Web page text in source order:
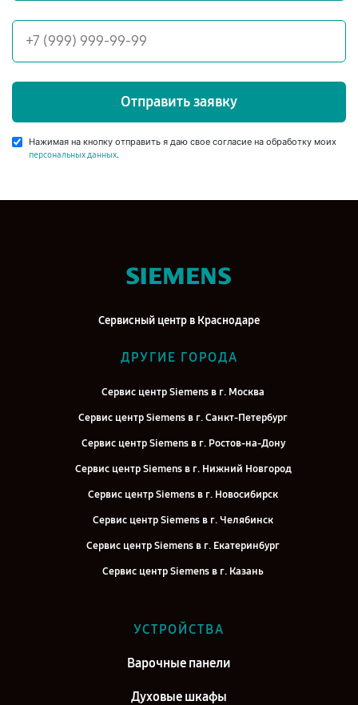
Отправить заявку
Нажимая на кнопку отправить я даю свое согласие на обработку моих
персональных данных.
Сервисный центр в Краснодаре
ДРУГИЕ ГОРОДА
Сервис центр Siemens в г. Москва
Сервис центр Siemens в г. Санкт-Петербург
Сервис центр Siemens в г. Ростов-на-Дону
Сервис центр Siemens в г. Нижний Новгород
Сервис центр Siemens в г. Новосибирск
Сервис центр Siemens в г. Челябинск
Сервис центр Siemens в г. Екатеринбург
Сервис центр Siemens в г. Казань
Сервис центр Siemens в г. Саратов
Сервис центр Siemens в г. Киров
УСТРОЙСТВА
Варочные панели
Духовые шкафы